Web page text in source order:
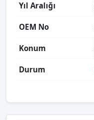
Yıl Aralığı
OEM No
Konum
Durum